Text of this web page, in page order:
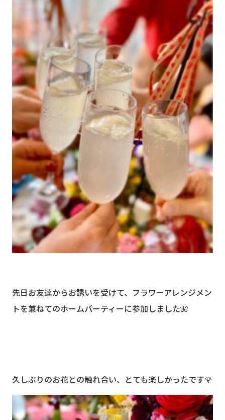
先日お友達からお誘いを受けて、フラワーアレンジメン
トを兼ねてのホームパーティーに参加しました🌺
久しぶりのお花との触れ合い、とても楽しかったです🌹